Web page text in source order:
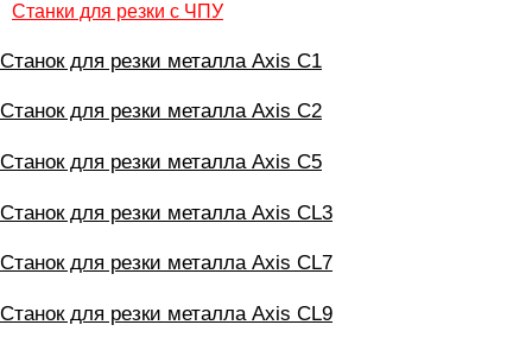
Станки для резки с ЧПУ
Станок для резки металла Axis С1
Станок для резки металла Axis С2
Станок для резки металла Axis С5
Станок для резки металла Axis CL3
Станок для резки металла Axis CL7
Станок для резки металла Axis CL9